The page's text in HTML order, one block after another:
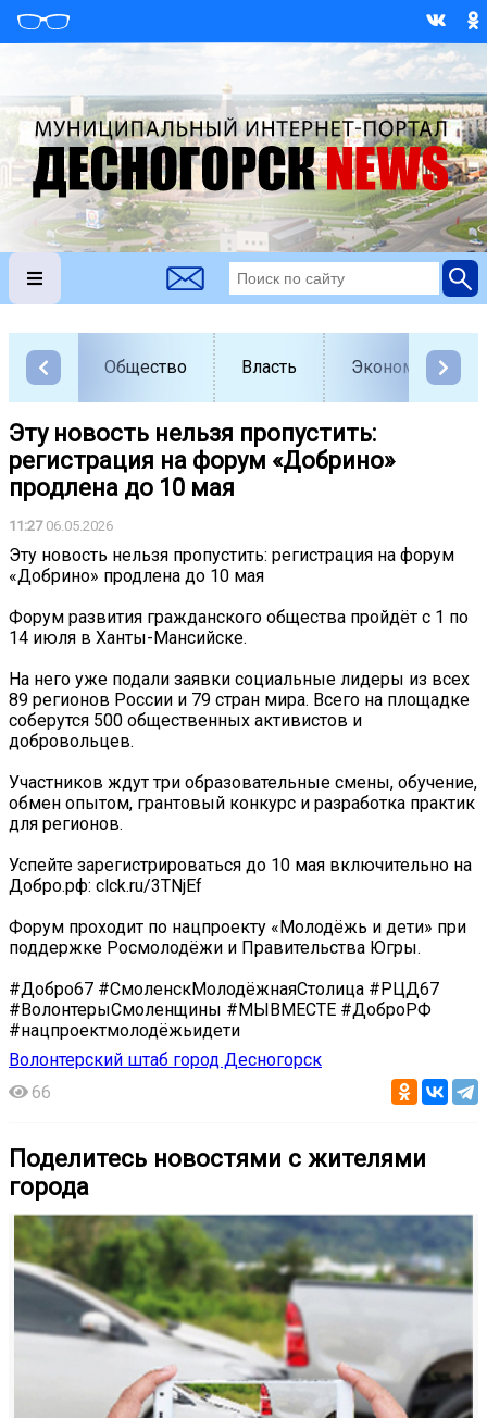
Общество Власть Экономика
️Эту новость нельзя пропустить:
регистрация на форум «Добрино»
продлена до 10 мая
11:2706.05.2026
️Эту новость нельзя пропустить: регистрация на форум
«Добрино» продлена до 10 мая
Форум развития гражданского общества пройдёт с 1 по
14 июля в Ханты-Мансийске.
На него уже подали заявки социальные лидеры из всех
89 регионов России и 79 стран мира. Всего на площадке
соберутся 500 общественных активистов и
добровольцев.
Участников ждут три образовательные смены, обучение,
обмен опытом, грантовый конкурс и разработка практик
для регионов.
Успейте зарегистрироваться до 10 мая включительно на
Добро.рф: clck.ru/3TNjEf
Форум проходит по нацпроекту «Молодёжь и дети» при
поддержке Росмолодёжи и Правительства Югры.
#Добро67 #СмоленскМолодёжнаяСтолица #РЦД67
#ВолонтерыСмоленщины #МЫВМЕСТЕ #ДоброРФ
#нацпроектмолодёжьидети
Волонтерский штаб город Десногорск
66
Поделитесь новостями с жителями
города